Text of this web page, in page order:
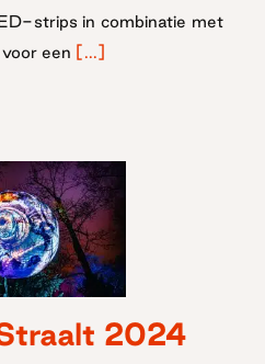
strips in combinatie met
een [...]
2024